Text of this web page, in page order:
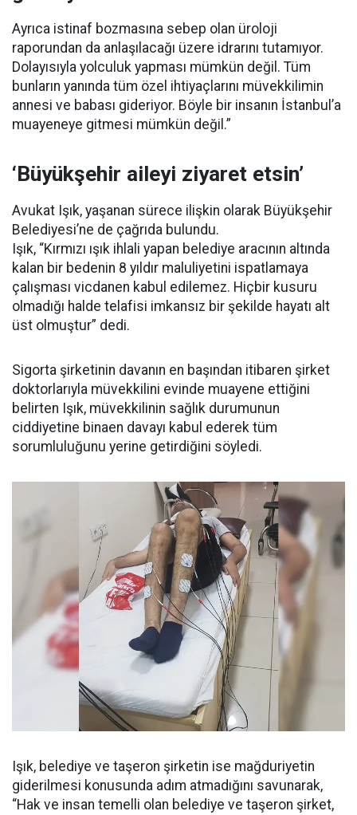
Ayrıca istinaf bozmasına sebep olan üroloji
raporundan da anlaşılacağı üzere idrarını tutamıyor.
Dolayısıyla yolculuk yapması mümkün değil. Tüm
bunların yanında tüm özel ihtiyaçlarını müvekkilimin
annesi ve babası gideriyor. Böyle bir insanın İstanbul’a
muayeneye gitmesi mümkün değil.”
‘Büyükşehir aileyi ziyaret etsin’
Avukat Işık, yaşanan sürece ilişkin olarak Büyükşehir
Belediyesi’ne de çağrıda bulundu.
Işık, “Kırmızı ışık ihlali yapan belediye aracının altında
kalan bir bedenin 8 yıldır maluliyetini ispatlamaya
çalışması vicdanen kabul edilemez. Hiçbir kusuru
olmadığı halde telafisi imkansız bir şekilde hayatı alt
üst olmuştur” dedi.
Sigorta şirketinin davanın en başından itibaren şirket
doktorlarıyla müvekkilini evinde muayene ettiğini
belirten Işık, müvekkilinin sağlık durumunun
ciddiyetine binaen davayı kabul ederek tüm
sorumluluğunu yerine getirdiğini söyledi.
Işık, belediye ve taşeron şirketin ise mağduriyetin
giderilmesi konusunda adım atmadığını savunarak,
“Hak ve insan temelli olan belediye ve taşeron şirket,